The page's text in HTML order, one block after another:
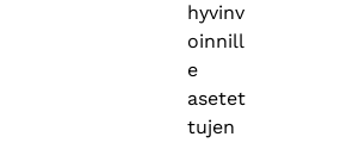
hyvinv
oinnill
e
asetet
tujen